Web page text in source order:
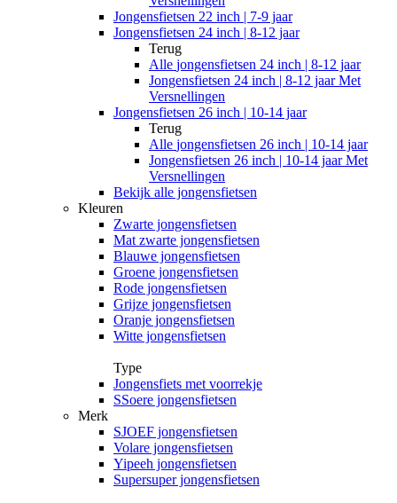
Jongensfietsen 22 inch | 7-9 jaar
Jongensfietsen 24 inch | 8-12 jaar
Terug
Alle jongensfietsen 24 inch | 8-12 jaar
Jongensfietsen 24 inch | 8-12 jaar Met
Versnellingen
Jongensfietsen 26 inch | 10-14 jaar
Terug
Alle jongensfietsen 26 inch | 10-14 jaar
Jongensfietsen 26 inch | 10-14 jaar Met
Versnellingen
Bekijk alle jongensfietsen
Kleuren
Zwarte jongensfietsen
Mat zwarte jongensfietsen
Blauwe jongensfietsen
Groene jongensfietsen
Rode jongensfietsen
Grijze jongensfietsen
Oranje jongensfietsen
Witte jongensfietsen
Type
Jongensfiets met voorrekje
SSoere jongensfietsen
Merk
SJOEF jongensfietsen
Volare jongensfietsen
Yipeeh jongensfietsen
Supersuper jongensfietsen